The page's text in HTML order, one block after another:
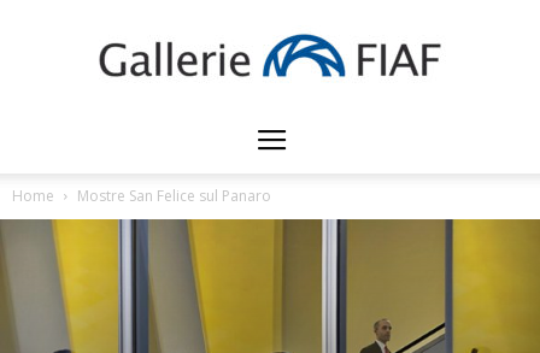
Gallerie
Home Mostre San Felice sul Panaro